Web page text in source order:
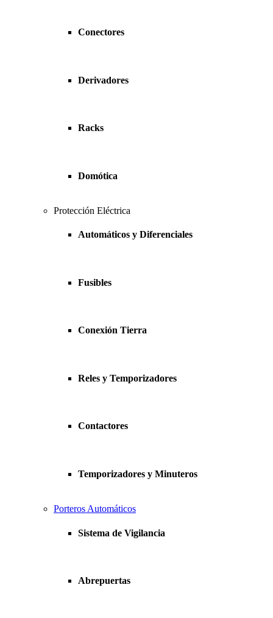
Conectores
Derivadores
Racks
Domótica
Protección Eléctrica
Automáticos y Diferenciales
Fusibles
Conexión Tierra
Reles y Temporizadores
Contactores
Temporizadores y Minuteros
Porteros Automáticos
Sistema de Vigilancia
Abrepuertas